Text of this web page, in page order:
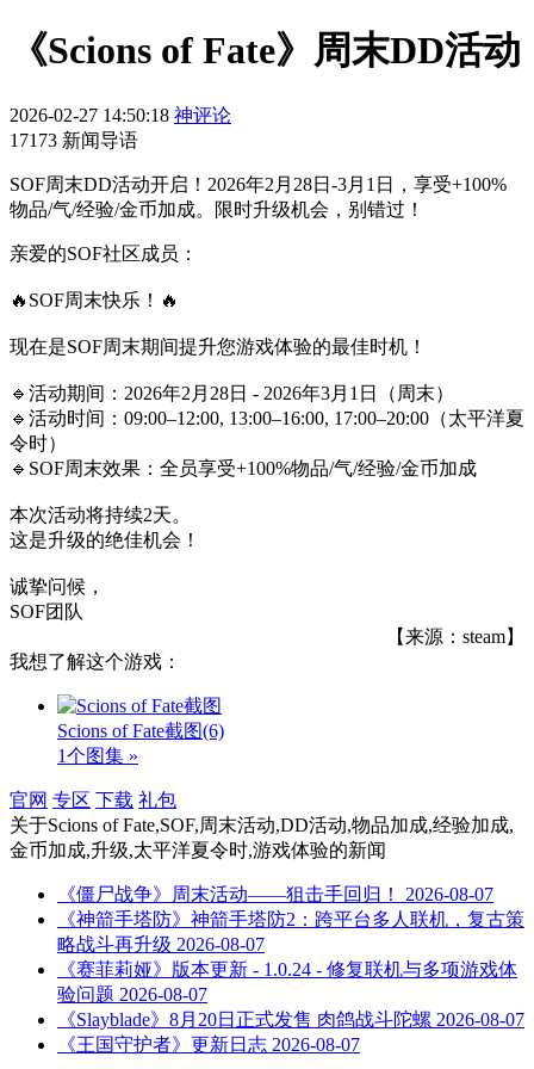
《Scions of Fate》周末DD活动
2026-02-27 14:50:18 神评论
17173 新闻导语
SOF周末DD活动开启！2026年2月28日-3月1日，享受+100%
物品/气/经验/金币加成。限时升级机会，别错过！
亲爱的SOF社区成员：
🔥SOF周末快乐！🔥
现在是SOF周末期间提升您游戏体验的最佳时机！
🔹活动期间：2026年2月28日 - 2026年3月1日（周末）
🔹活动时间：09:00–12:00, 13:00–16:00, 17:00–20:00（太平洋夏
令时）
🔹SOF周末效果：全员享受+100%物品/气/经验/金币加成
本次活动将持续2天。
这是升级的绝佳机会！
诚挚问候，
SOF团队
【来源：steam】
我想了解这个游戏：
Scions of Fate截图(6)
1个图集 »
官网 专区 下载 礼包
关于Scions of Fate,SOF,周末活动,DD活动,物品加成,经验加成,
金币加成,升级,太平洋夏令时,游戏体验的新闻
《僵尸战争》周末活动——狙击手回归！
2026-08-07
《神箭手塔防》神箭手塔防2：跨平台多人联机，复古策
略战斗再升级 2026-08-07
《赛菲莉娅》版本更新 - 1.0.24 - 修复联机与多项游戏体
验问题 2026-08-07
《Slayblade》8月20日正式发售 肉鸽战斗陀螺 2026-08-07
《王国守护者》更新日志 2026-08-07